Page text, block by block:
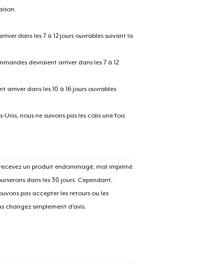
dans les 7 à 12 jours ouvrables suivant la
devraient arriver dans les 7 à 12
arriver dans les 10 à 16 jours ouvrables
nous ne suivons pas les colis une fois
un produit endommagé, mal imprimé
dans les 30 jours. Cependant,
pas accepter les retours ou les
changez simplement d'avis.
au Panier